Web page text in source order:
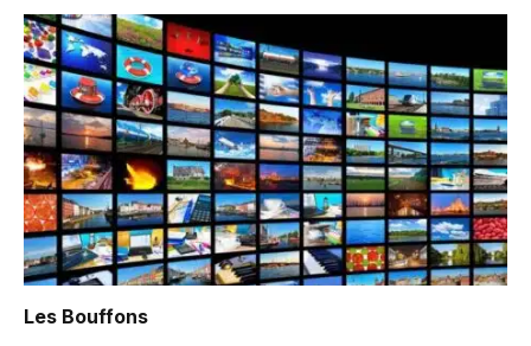
Les Bouffons